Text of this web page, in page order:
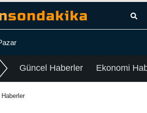
Güncel Haberler Ekonomi